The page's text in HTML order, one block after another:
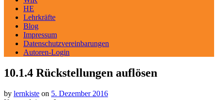
HE
Lehrkräfte
Blog
Impressum
Datenschutzvereinbarungen
Autoren-Login
10.1.4 Rückstellungen auflösen
by lernkiste on 5. Dezember 2016